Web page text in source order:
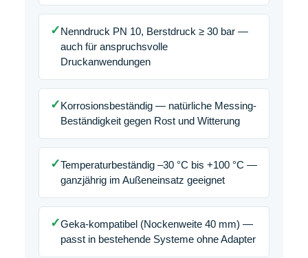
✓ Nenndruck PN 10, Berstdruck ≥ 30 bar —
auch für anspruchsvolle
Druckanwendungen
✓ Korrosionsbeständig — natürliche Messing-
Beständigkeit gegen Rost und Witterung
✓Temperaturbeständig –30 °C bis +100 °C —
ganzjährig im Außeneinsatz geeignet
✓Geka-kompatibel (Nockenweite 40 mm) —
passt in bestehende Systeme ohne Adapter